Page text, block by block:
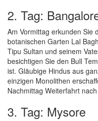
2. Tag:
Am Vormittag erkunden Sie
botanischen Garten Lal
Tipu Sultan und seinem
besichtigen Sie den Bull
ist. Gläubige Hindus aus
einzigen Monolithen
Nachmittag Weiterfahrt
3. Tag: Mysore